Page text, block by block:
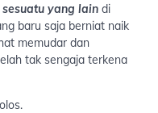
sesuatu yang lain di
baru saja berniat naik
memudar dan
tak sengaja terkena